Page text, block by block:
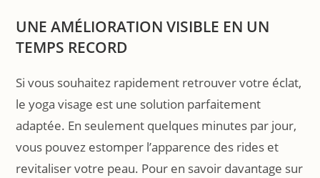
UNE AMÉLIORATION VISIBLE EN UN
TEMPS RECORD
Si vous souhaitez rapidement retrouver votre éclat,
le yoga visage est une solution parfaitement
adaptée. En seulement quelques minutes par jour,
vous pouvez estomper l’apparence des rides et
revitaliser votre peau. Pour en savoir davantage sur